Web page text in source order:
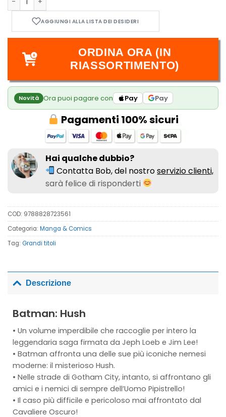
Batman: Hush quantità
ORDINA ORA (IN
RIASSORTIMENTO)
Novità Ora puoi pagare con Pay Pay
Pagamenti 100% sicuri
Hai qualche dubbio?
Contatta Bob, del nostroservizio clienti,
sarà felice di risponderti
COD: 9788828723561
Categoria: Manga & Comics
Tag: Grandi titoli
Descrizione
Batman: Hush
• Un volume imperdibile che raccoglie per intero la
leggendaria saga firmata da Jeph Loeb e Jim Lee!
• Batman affronta una delle sue più iconiche nemesi
moderne: il misterioso Hush.
• Nelle strade di Gotham City, intanto, si affrontano gli
amici e i nemici di sempre dell’Uomo Pipistrello!
• Il caso più difficile e pericoloso mai affrontato dal
Cavaliere Oscuro!